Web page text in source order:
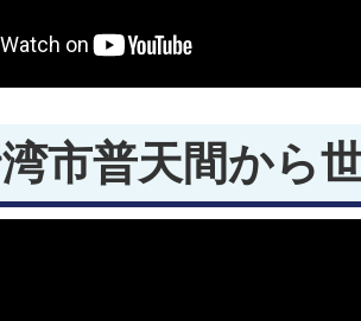
市普天間から